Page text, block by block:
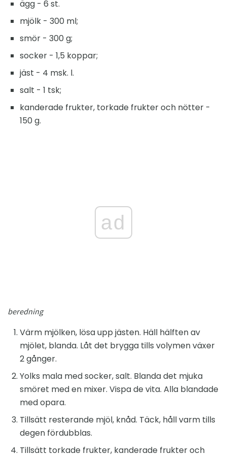
ägg - 6 st.
mjölk - 300 ml;
smör - 300 g;
socker - 1,5 koppar;
jäst - 4 msk. l.
salt - 1 tsk;
kanderade frukter, torkade frukter och nötter -
150 g.
ad
beredning
Värm mjölken, lösa upp jästen. Häll hälften av
mjölet, blanda. Låt det brygga tills volymen växer
2 gånger.
Yolks mala med socker, salt. Blanda det mjuka
smöret med en mixer. Vispa de vita. Alla blandade
med opara.
Tillsätt resterande mjöl, knåd. Täck, håll varm tills
degen fördubblas.
Tillsätt torkade frukter, kanderade frukter och